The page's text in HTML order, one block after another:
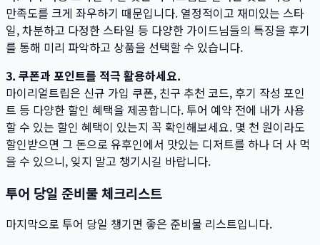
만족도를 크게 좌우하기 때문입니다. 열정적이고 재미있는 스타
일, 차분하고 다정한 스타일 등 다양한 가이드님들의 특징을 후기
를 통해 미리 파악하고 상품을 선택할 수 있습니다.
3. 쿠폰과 포인트를 적극 활용하세요.
마이리얼트립은 신규 가입 쿠폰, 친구 추천 코드, 후기 작성 포인
트 등 다양한 할인 혜택을 제공합니다. 투어 예약 전에 내가 사용
할 수 있는 할인 혜택이 있는지 꼭 확인해보세요. 몇 천 원이라도
할인받으면 그 돈으로 유후인에서 맛있는 디저트를 하나 더 사 먹
을 수 있으니, 잊지 말고 챙기시길 바랍니다.
투어 당일 준비물 체크리스트
마지막으로 투어 당일 챙기면 좋은 준비물 리스트입니다.